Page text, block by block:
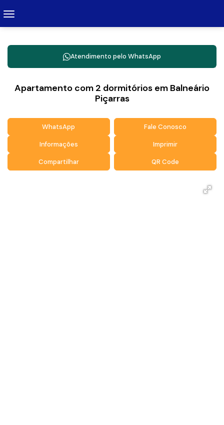
Atendimento pelo WhatsApp
Apartamento com 2 dormitórios em Balneário
Piçarras
WhatsApp Fale Conosco
Informações Imprimir
Compartilhar QR Code